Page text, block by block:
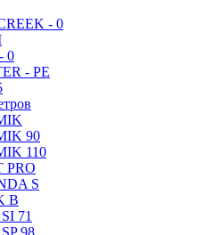
- 0
0
- PE
90
110
PRO
S
B
71
98